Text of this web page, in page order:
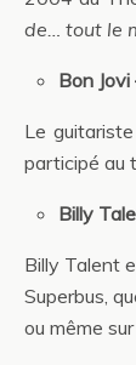
de… tout le
Bon Jovi
Le
participé au
Billy
Billy Talent
Superbus,
ou même sur